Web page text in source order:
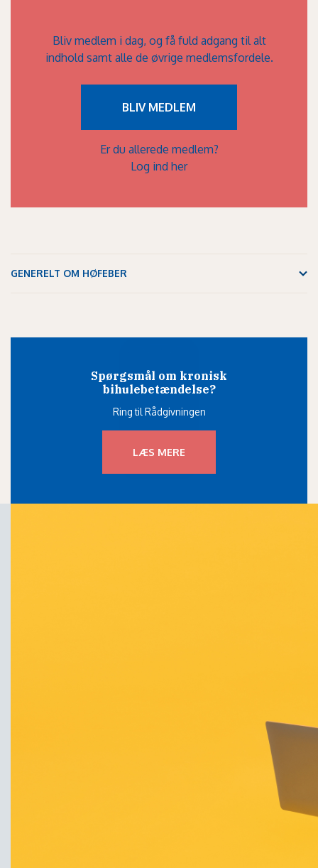
Bliv medlem i dag, og få fuld adgang til alt
indhold samt alle de øvrige medlemsfordele.
BLIV MEDLEM
Er du allerede medlem?
Log ind her
GENERELT OM HØFEBER
Spørgsmål om kronisk
bihulebetændelse?
Ring til Rådgivningen
LÆS MERE